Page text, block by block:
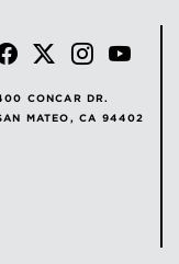
CONCAR DR.
MATEO, CA 94402